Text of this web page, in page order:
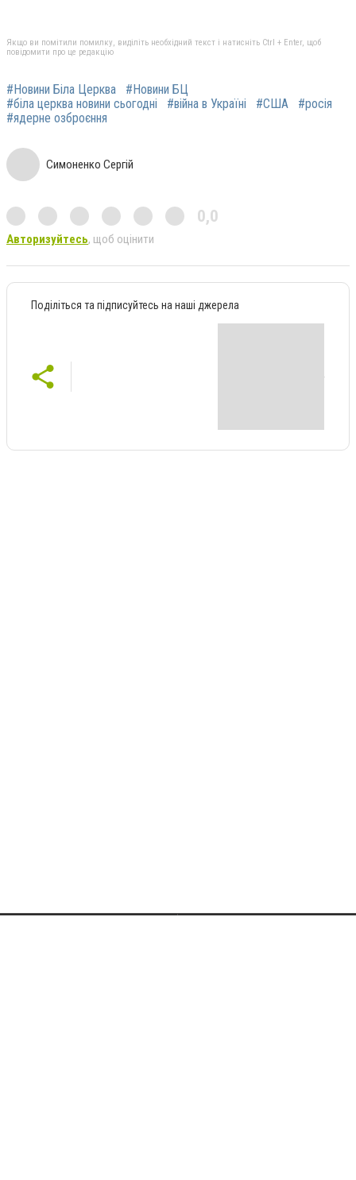
Якщо ви помітили помилку, виділіть необхідний текст і натисніть Ctrl + Enter, щоб
повідомити про це редакцію
#Новини Біла Церква
#Новини БЦ
#біла церква новини сьогодні
#війна в Україні #США
#росія
#ядерне озброєння
Симоненко Сергій
0,0
Авторизуйтесь, щоб оцінити
Поділіться та підписуйтесь на наші джерела